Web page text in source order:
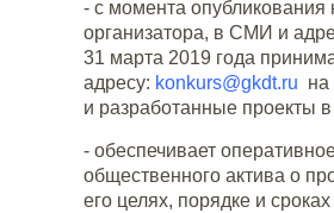
- с момента опубликования
организатора, в СМИ и
31 марта 2019 года
адресу: konkurs@gkdt.ru на
и разработанные проекты
- обеспечивает
общественного актива о
его целях, порядке и